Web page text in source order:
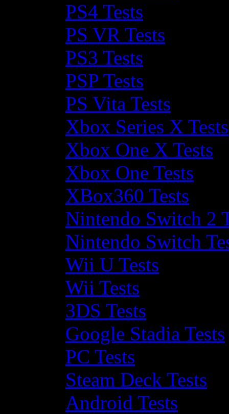
PS4 Tests
PS VR Tests
PS3 Tests
PSP Tests
PS Vita Tests
Xbox Series X Tests
Xbox One X Tests
Xbox One Tests
XBox360 Tests
Nintendo Switch 2
Nintendo Switch
Wii U Tests
Wii Tests
3DS Tests
Google Stadia Tests
PC Tests
Steam Deck Tests
Android Tests